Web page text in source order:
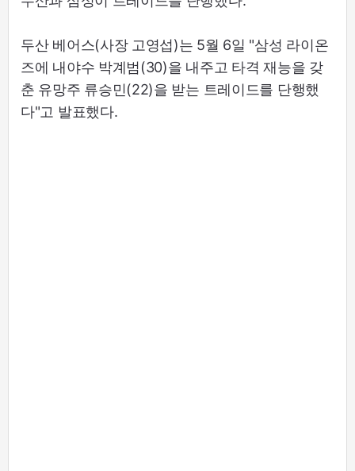
두산 베어스(사장 고영섭)는 5월 6일 "삼성 라이온
즈에 내야수 박계범(30)을 내주고 타격 재능을 갖
춘 유망주 류승민(22)을 받는 트레이드를 단행했
다"고 발표했다.